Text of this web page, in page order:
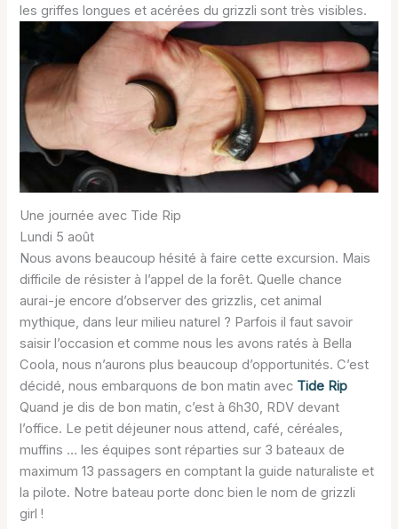
les griffes longues et acérées du grizzli sont très visibles.
Une journée avec Tide Rip
Lundi 5 août
Nous avons beaucoup hésité à faire cette excursion. Mais
difficile de résister à l’appel de la forêt. Quelle chance
aurai-je encore d’observer des grizzlis, cet animal
mythique, dans leur milieu naturel ? Parfois il faut savoir
saisir l’occasion et comme nous les avons ratés à Bella
Coola, nous n’aurons plus beaucoup d’opportunités. C’est
décidé, nous embarquons de bon matin avec Tide Rip
Quand je dis de bon matin, c’est à 6h30, RDV devant
l’office. Le petit déjeuner nous attend, café, céréales,
muffins … les équipes sont réparties sur 3 bateaux de
maximum 13 passagers en comptant la guide naturaliste et
la pilote. Notre bateau porte donc bien le nom de grizzli
girl !